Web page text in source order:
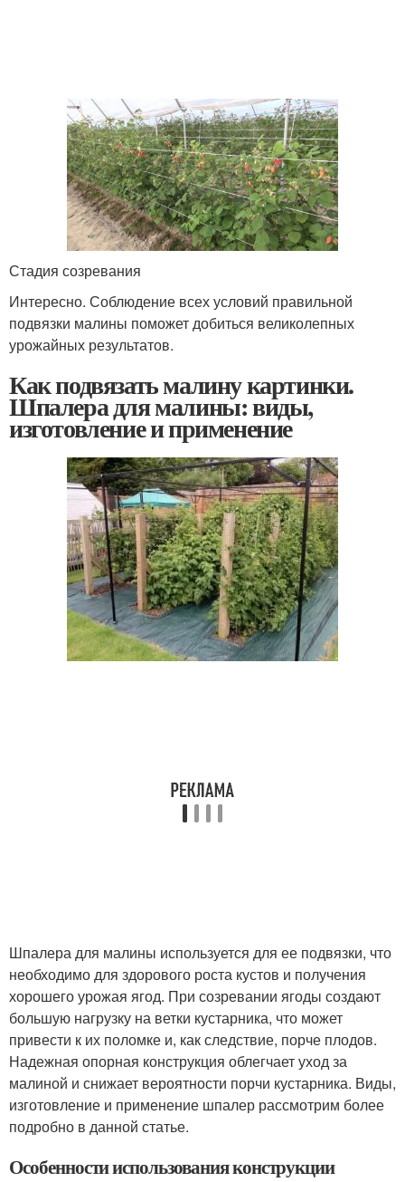
Стадия созревания
Интересно. Соблюдение всех условий правильной
подвязки малины поможет добиться великолепных
урожайных результатов.
Как подвязать малину картинки.
Шпалера для малины: виды,
изготовление и применение
Шпалера для малины используется для ее подвязки, что
необходимо для здорового роста кустов и получения
хорошего урожая ягод. При созревании ягоды создают
большую нагрузку на ветки кустарника, что может
привести к их поломке и, как следствие, порче плодов.
Надежная опорная конструкция облегчает уход за
малиной и снижает вероятности порчи кустарника. Виды,
изготовление и применение шпалер рассмотрим более
подробно в данной статье.
Особенности использования конструкции